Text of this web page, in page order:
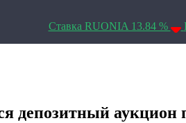
Ставка RUONIA 13.84 %
депозитный